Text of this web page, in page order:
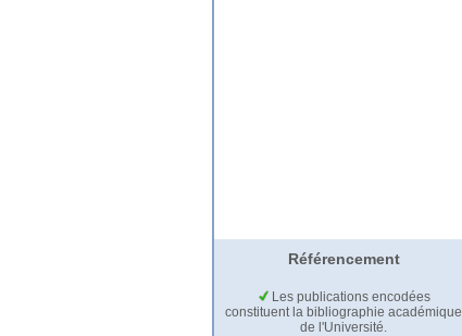
Référencement
Les publications encodées
constituent la bibliographie académique
de l'Université.